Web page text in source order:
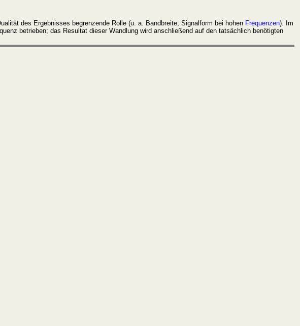
des Ergebnisses begrenzende Rolle (u. a. Bandbreite, Signalform bei hohen Frequenzen). Im
betrieben; das Resultat dieser Wandlung wird anschließend auf den tatsächlich benötigten